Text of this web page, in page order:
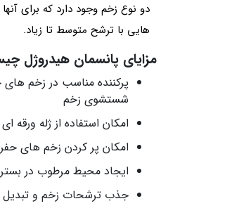
دو نوع زخم وجود دارد که برای
هایی با ترشح متوسط ​​تا زیاد.
مزایای پانسمان هیدروژل
پرکننده مناسب در زخم
شستشوی زخم
امکان استفاده از ژله ورقه
امکان پر کردن زخم های
ایجاد محیط مرطوب در
جذب ترشحات زخم و تبدیل